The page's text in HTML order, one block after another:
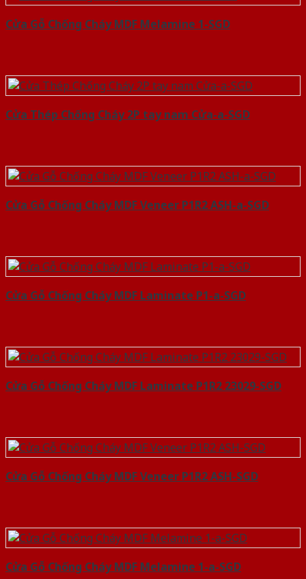
Cửa Gỗ Chống Cháy MDF Melamine 1-SGD
Cửa Thép Chống Cháy 2P tay nam Cửa-a-SGD
Cửa Gỗ Chống Cháy MDF Veneer P1R2 ASH-a-SGD
Cửa Gỗ Chống Cháy MDF Laminate P1-a-SGD
Cửa Gỗ Chống Cháy MDF Laminate P1R2 23029-SGD
Cửa Gỗ Chống Cháy MDF Veneer P1R2 ASH-SGD
Cửa Gỗ Chống Cháy MDF Melamine 1-a-SGD